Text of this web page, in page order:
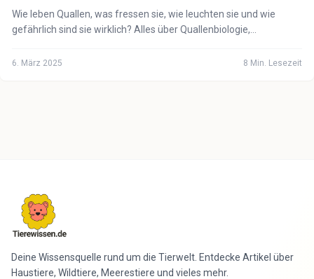
Wie leben Quallen, was fressen sie, wie leuchten sie und wie
gefährlich sind sie wirklich? Alles über Quallenbiologie,
6. März 2025 8 Min. Lesezeit
Deine Wissensquelle rund um die Tierwelt. Entdecke Artikel über
Haustiere, Wildtiere, Meerestiere und vieles mehr.